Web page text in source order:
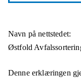
Navn på nettstedet:
Østfold
Denne erklæringen